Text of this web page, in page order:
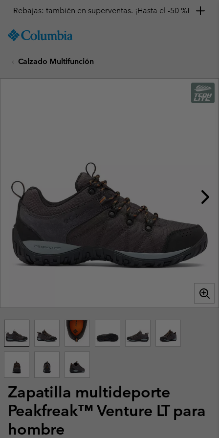
TO
SKIP
MAIN
Rebajas: también en superventas. ¡Hasta el -50 %!
Calzado Multifunción
Zapatilla multideporte
Peakfreak™ Venture LT para
hombre